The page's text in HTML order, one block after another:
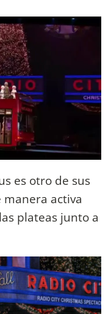
es otro de sus
activa
plateas junto a